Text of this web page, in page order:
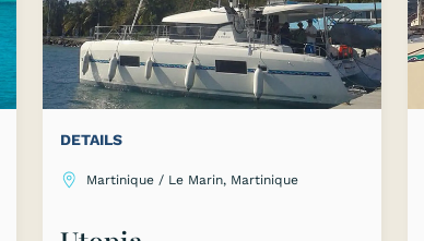
DETAILS
Martinique / Le Marin, Martinique